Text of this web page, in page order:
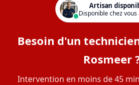
Artisan
Disponible chez vous
Besoin d'un
Rosmeer
Intervention en moins de 45